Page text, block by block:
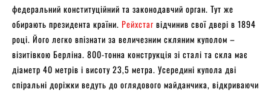
федеральний конституційний та законодавчий орган. Тут же
обирають президента країни. Рейхстаг відчинив свої двері в 1894
році. Його легко впізнати за величезним скляним куполом –
візитівкою Берліна. 800-тонна конструкція зі сталі та скла має
діаметр 40 метрів і висоту 23,5 метра. Усередині купола дві
спіральні доріжки ведуть до оглядового майданчика, відкриваючи